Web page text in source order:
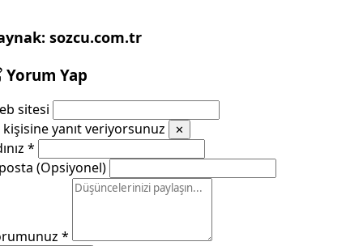
sozcu.com.tr
Yorum Yap
sitesi
kişisine yanıt veriyorsunuz
✕
*
(Opsiyonel)
*